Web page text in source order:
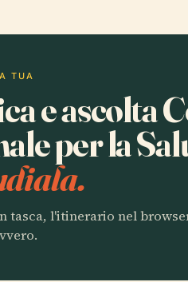
TUA
e ascolta
per la
tasca, l'itinerario nel